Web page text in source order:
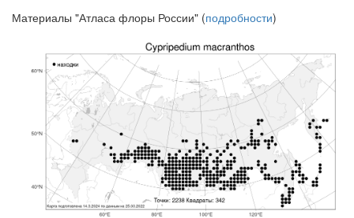
Материалы "Атласа флоры России" (подробности)